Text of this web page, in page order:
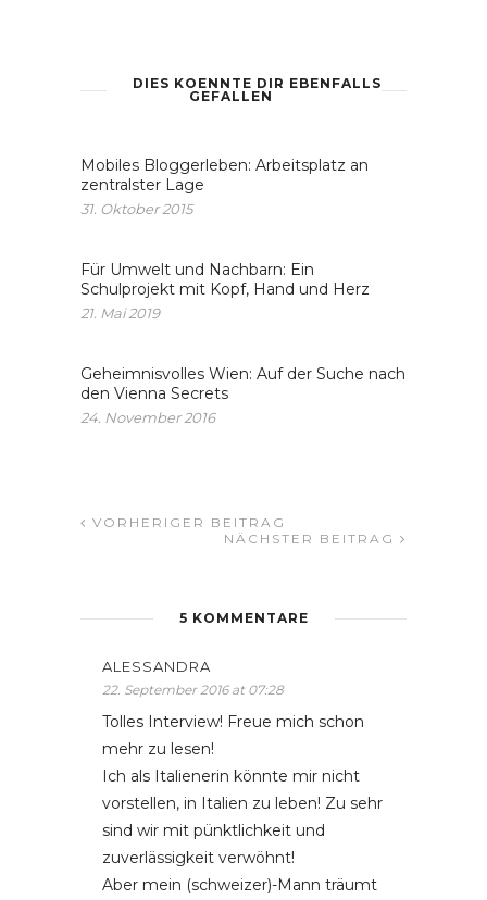
DIES KOENNTE DIR EBENFALLS
GEFALLEN
Mobiles Bloggerleben: Arbeitsplatz an
zentralster Lage
31. Oktober 2015
Für Umwelt und Nachbarn: Ein
Schulprojekt mit Kopf, Hand und Herz
21. Mai 2019
Geheimnisvolles Wien: Auf der Suche nach
den Vienna Secrets
24. November 2016
VORHERIGER BEITRAG
NÄCHSTER BEITRAG
5 KOMMENTARE
ALESSANDRA
22. September 2016 at 07:28
Tolles Interview! Freue mich schon
mehr zu lesen!
Ich als Italienerin könnte mir nicht
vorstellen, in Italien zu leben! Zu sehr
sind wir mit pünktlichkeit und
zuverlässigkeit verwöhnt!
Aber mein (schweizer)-Mann träumt